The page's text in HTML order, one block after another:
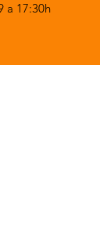
a 17:30h